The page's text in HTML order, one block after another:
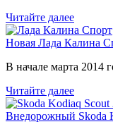
Читайте далее
Новая Лада Калина
В начале марта
Читайте далее
Внедорожный Skoda